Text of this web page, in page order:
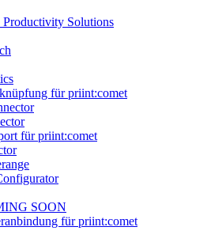
Solutions
für priint:comet
für priint:comet
SOON
für priint:comet